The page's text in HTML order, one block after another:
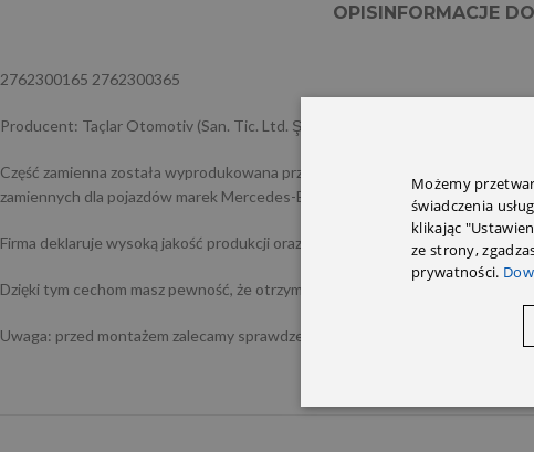
OPISINFORMACJE
2762300165 2762300365
Producent: Taçlar Otomotiv (San. Tic. Ltd. Şti.) (Turcja) Marka: Taçlar / Taclar
Część zamienna została wyprodukowana przez firmę Taçlar – tureckiego
zamiennych dla pojazdów marek Mercedes-Benz i BMW, a jej produkty są
Firma deklaruje wysoką jakość produkcji oraz niezawodną obsługę klienta.
Dzięki tym cechom masz pewność, że otrzymujesz część od renomowanego
Uwaga: przed montażem zalecamy sprawdzenie numeru OEM oraz
Możemy
świadczenia
klikając
ze strony,
prywatności.